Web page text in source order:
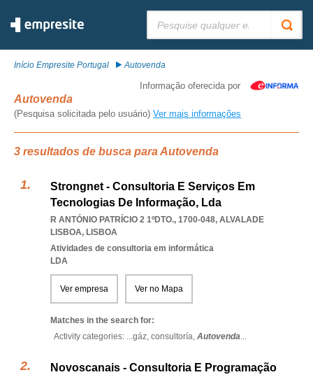
Início Empresite Portugal Autovenda
Informação oferecida por
Autovenda
(Pesquisa solicitada pelo usuário) Ver mais informações
3 resultados de busca para Autovenda
Strongnet - Consultoria E Serviços Em
Tecnologias De Informação, Lda
R ANTÓNIO PATRÍCIO 2 1ºDTO., 1700-048, ALVALADE
LISBOA, LISBOA
Atividades de consultoria em informática
LDA
Ver empresa Ver no Mapa
Matches in the search for:
Activity categories: ...gáz, consultoría, Autovenda...
Novoscanais - Consultoria E Programação